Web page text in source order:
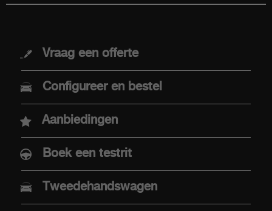
MODELLEN
Nieuwe Abarth 600e
Abarth 500e
AANKOOP
Aaanbiedingen
Vraag een offerte
Configureer en bestel
Aanbiedingen
Boek een testrit
Tweedehandswagen